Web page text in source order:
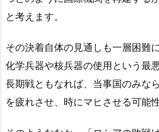
と考えます。
その決着自体の見通しも一層困難
化学兵器や核兵器の使用という最
長期戦ともなれば、当事国のみな
を疲れさせ、時にマヒさせる可能